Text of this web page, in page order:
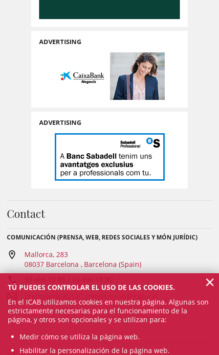
ADVERTISING
ADVERTISING
Contact
COMUNICACIÓN (PRENSA, WEB, REDES SOCIALES Y MÓN JURÍDIC)
Mallorca, 283
08037 Barcelona , Barcelona (Spain)
TÚ PUEDES CONTROLAR EL USO DE LAS COOKIES.
En el ICAB utilizamos cookies en nuestra página. Algunas son
estrictamente necesarias para el funcionamiento de la
página, y otros son opcionales y se utilizan para:
Medir cómo se utiliza la página web.
Habilitar la personalización de la página web.
×